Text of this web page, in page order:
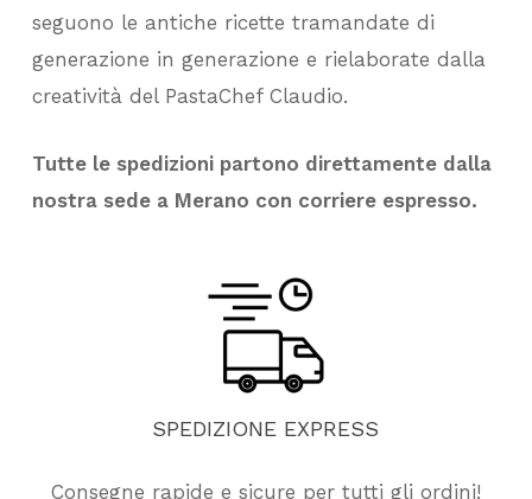
seguono le antiche ricette tramandate di
generazione in generazione e rielaborate dalla
creatività del PastaChef Claudio.
Tutte le spedizioni partono direttamente dalla
nostra sede a Merano con corriere espresso.
SPEDIZIONE EXPRESS
Consegne rapide e sicure per tutti gli ordini!